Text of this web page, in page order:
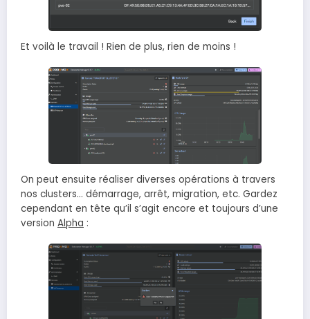
Et voilà le travail ! Rien de plus, rien de moins !
On peut ensuite réaliser diverses opérations à travers
nos clusters… démarrage, arrêt, migration, etc. Gardez
cependant en tête qu’il s’agit encore et toujours d’une
version Alpha :